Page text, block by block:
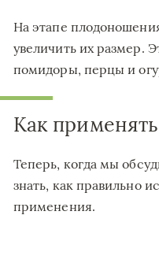
На этапе
увеличить их размер.
помидоры, перцы и
Как
Теперь, когда мы
знать, как правильно
применения.